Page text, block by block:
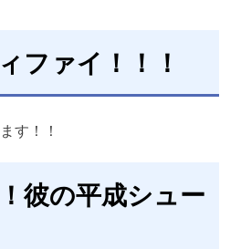
ファイ！！！
す！！
彼の平成シュー